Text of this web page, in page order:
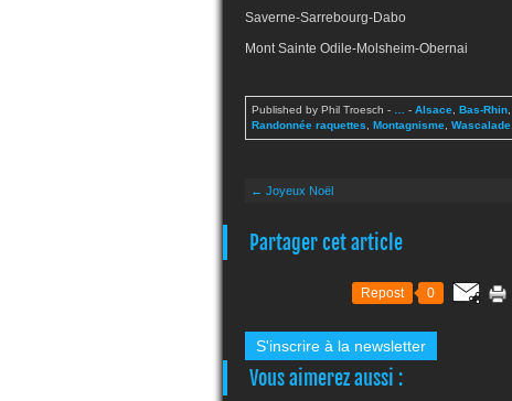
Saverne-Sarrebourg-Dabo
Mont Sainte Odile-Molsheim-Obernai
Published by Phil Troesch - - Alsace Bas-Rhin
Randonnée raquettes
Montagnisme Wascalade
← Joyeux Noël
Partager cet article
Repost 0
S'inscrire à la newsletter
Vous aimerez aussi :